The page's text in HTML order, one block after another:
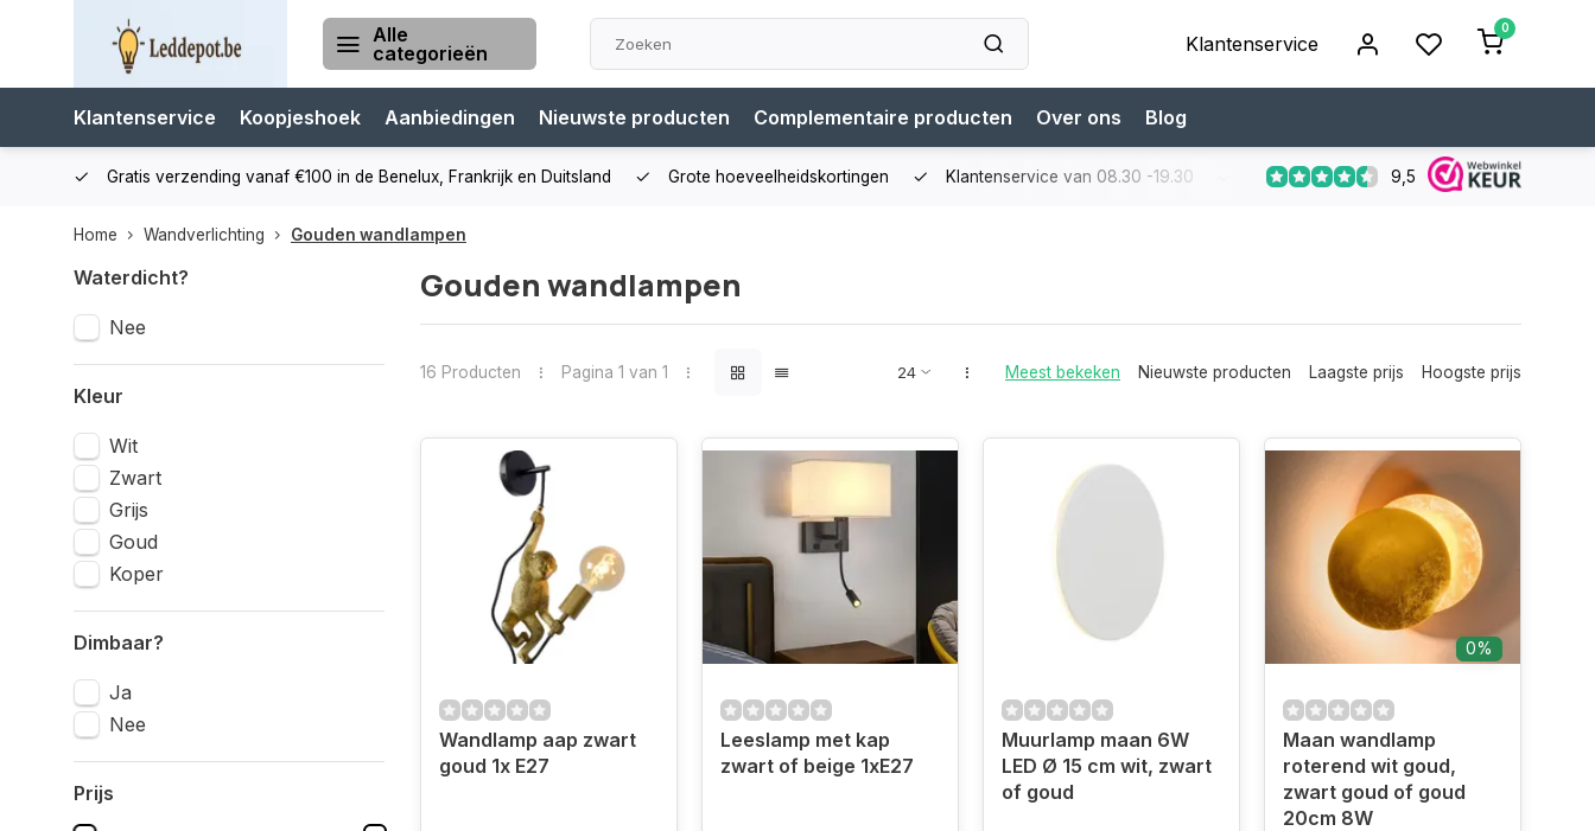
Alle
categorieën
Klantenservice
0
Klantenservice Koopjeshoek Aanbiedingen Nieuwste producten Complementaire producten Over ons Blog
Gratis verzending vanaf €100 in de Benelux, Frankrijk en Duitsland Grote hoeveelheidskortingen Klantenservice van 08.30 -19.30 Koop bij een specialist Gratis
9,5
Home Wandverlichting Gouden wandlampen
Waterdicht?
Nee
Kleur
Wit
Zwart
Grijs
Goud
Koper
Dimbaar?
Ja
Nee
Prijs
Gouden wandlampen
16 Producten Pagina 1 van 1 Meest bekeken Nieuwste producten Laagste prijs Hoogste prijs
Wandlamp aap zwart
goud 1x E27
Leeslamp met kap
zwart of beige 1xE27
Muurlamp maan 6W
LED Ø 15 cm wit, zwart
of goud
0%
Maan wandlamp
roterend wit goud,
zwart goud of goud
20cm 8W